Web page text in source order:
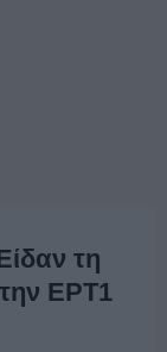
τη
ΕΡΤ1